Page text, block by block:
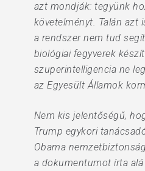
azt mondják: tegyünk
követelményt. Talán azt
a rendszer nem tud
biológiai fegyverek
szuperintelligencia ne
az Egyesült Államok
Nem kis jelentőségű,
Trump egykori
Obama
a dokumentumot írta